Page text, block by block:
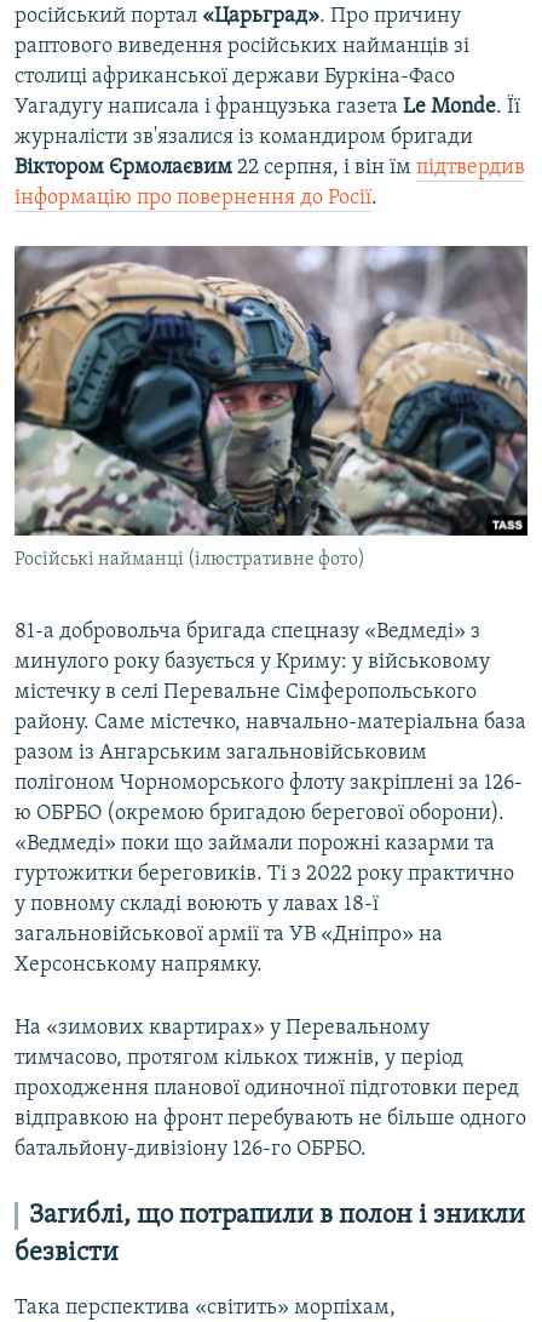
російський портал «Царьград». Про причину
раптового виведення російських найманців зі
столиці африканської держави Буркіна-Фасо
Уагадугу написала і французька газета Le Monde. Її
журналісти зв'язалися із командиром бригади
Віктором Єрмолаєвим 22 серпня, і він їм підтвердив
інформацію про повернення до Росії.
Російські найманці (ілюстративне фото)
81-а добровольча бригада спецназу «Ведмеді» з
минулого року базується у Криму: у військовому
містечку в селі Перевальне Сімферопольського
району. Саме містечко, навчально-матеріальна база
разом із Ангарським загальновійськовим
полігоном Чорноморського флоту закріплені за 126-
ю ОБРБО (окремою бригадою берегової оборони).
«Ведмеді» поки що займали порожні казарми та
гуртожитки береговиків. Ті з 2022 року практично
у повному складі воюють у лавах 18-ї
загальновійськової армії та УВ «Дніпро» на
Херсонському напрямку.
На «зимових квартирах» у Перевальному
тимчасово, протягом кількох тижнів, у період
проходження планової одиночної підготовки перед
відправкою на фронт перебувають не більше одного
батальйону-дивізіону 126-го ОБРБО.
Загиблі, що потрапили в полон і зникли
безвісти
Така перспектива «світить» морпіхам,